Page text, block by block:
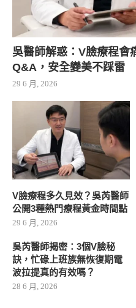
吳醫師解惑：V臉療程會
Q&A，安全變美不踩雷
29 6 月, 2026
V臉療程多久見效？吳芮醫師
公開3種熱門療程黃金時間點
29 6 月, 2026
吳芮醫師揭密：3個V臉秘
訣，忙碌上班族無恢復期電
波拉提真的有效嗎？
28 6 月, 2026